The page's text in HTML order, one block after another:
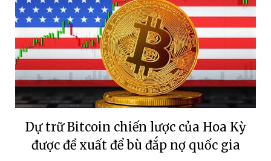
Dự trữ Bitcoin chiến lược của Hoa Kỳ
được đề xuất để bù đắp nợ quốc gia